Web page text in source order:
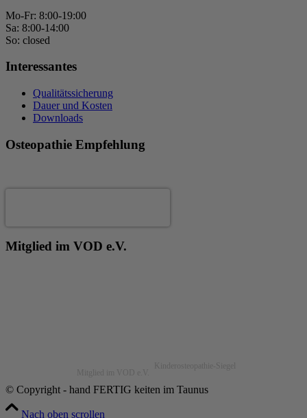
Mo-Fr: 8:00-19:00
Sa: 8:00-14:00
So: closed
Interessantes
Qualitätssicherung
Dauer und Kosten
Downloads
Osteopathie Empfehlung
Mitglied im VOD e.V.
© Copyright - hand FERTIG keiten im Taunus
Nach oben scrollen